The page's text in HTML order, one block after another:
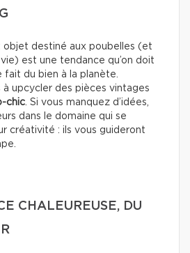
objet destiné aux poubelles (et
est une tendance qu’on doit
fait du bien à la planète.
à upcycler des pièces vintages
chic . Si vous manquez d’idées,
dans le domaine qui se
créativité : ils vous guideront
CHALEUREUSE, DU